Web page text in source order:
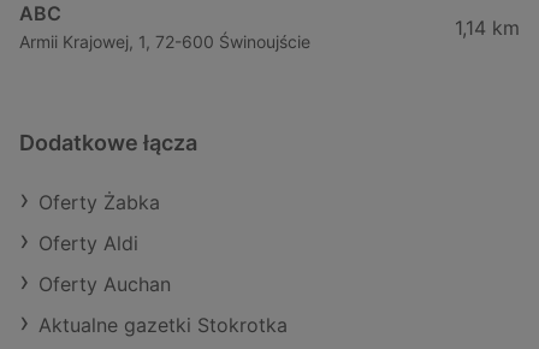
ABC
Armii Krajowej, 1, 72-600 Świnoujście
1,14 km
Dodatkowe łącza
Oferty Żabka
Oferty Aldi
Oferty Auchan
Aktualne gazetki Stokrotka